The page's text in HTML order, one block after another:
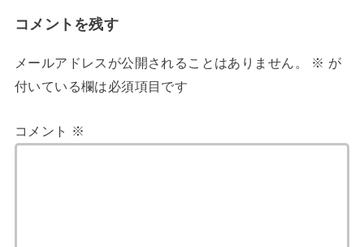
コメントを残す
メールアドレスが公開されることはありません。 ※ が
付いている欄は必須項目です
コメント ※